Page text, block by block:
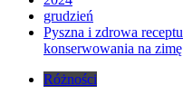
grudzień
Pyszna i zdrowa
konserwowania na zimę
Różności